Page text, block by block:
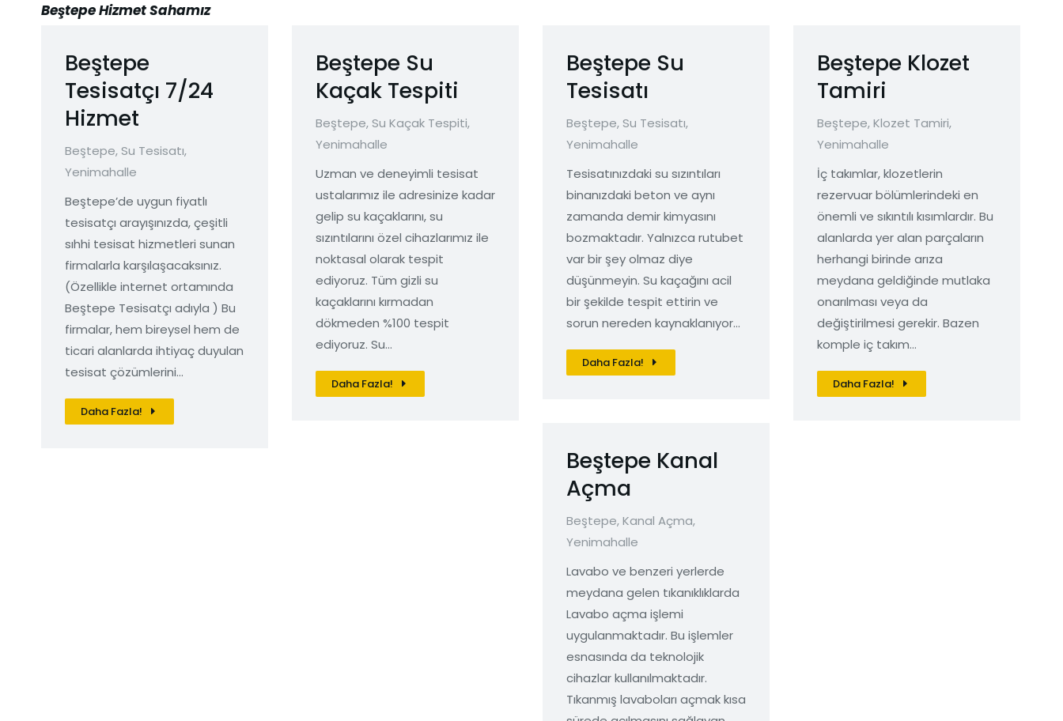
Beştepe Hizmet Sahamız
Beştepe
Tesisatçı 7/24
Hizmet
Beştepe,Su Tesisatı,
Yenimahalle
Beştepe’de uygun fiyatlı
tesisatçı arayışınızda, çeşitli
sıhhi tesisat hizmetleri sunan
firmalarla karşılaşacaksınız.
(Özellikle internet ortamında
Beştepe Tesisatçı adıyla ) Bu
firmalar, hem bireysel hem de
ticari alanlarda ihtiyaç duyulan
tesisat çözümlerini…
Daha Fazla!
Beştepe Su
Kaçak Tespiti
Beştepe,Su Kaçak Tespiti,
Yenimahalle
Uzman ve deneyimli tesisat
ustalarımız ile adresinize kadar
gelip su kaçaklarını, su
sızıntılarını özel cihazlarımız ile
noktasal olarak tespit
ediyoruz. Tüm gizli su
kaçaklarını kırmadan
dökmeden %100 tespit
ediyoruz. Su…
Daha Fazla!
Beştepe Su
Tesisatı
Beştepe,Su Tesisatı,
Yenimahalle
Tesisatınızdaki su sızıntıları
binanızdaki beton ve aynı
zamanda demir kimyasını
bozmaktadır. Yalnızca rutubet
var bir şey olmaz diye
düşünmeyin. Su kaçağını acil
bir şekilde tespit ettirin ve
sorun nereden kaynaklanıyor…
Daha Fazla!
Beştepe Klozet
Tamiri
Beştepe,Klozet Tamiri,
Yenimahalle
İç takımlar, klozetlerin
rezervuar bölümlerindeki en
önemli ve sıkıntılı kısımlardır. Bu
alanlarda yer alan parçaların
herhangi birinde arıza
meydana geldiğinde mutlaka
onarılması veya da
değiştirilmesi gerekir. Bazen
komple iç takım…
Daha Fazla!
Beştepe Kanal
Açma
Beştepe,Kanal Açma,
Yenimahalle
Lavabo ve benzeri yerlerde
meydana gelen tıkanıklıklarda
Lavabo açma işlemi
uygulanmaktadır. Bu işlemler
esnasında da teknolojik
cihazlar kullanılmaktadır.
Tıkanmış lavaboları açmak kısa